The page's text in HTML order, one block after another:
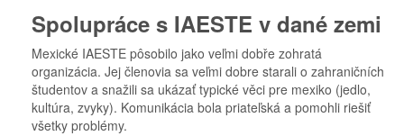
Spolupráce s IAESTE v dané zemi
Mexické IAESTE pôsobilo jako veľmi dobře zohratá
organizácia. Jej členovia sa veľmi dobre starali o zahraničních
študentov a snažili sa ukázať typické věci pre mexiko (jedlo,
kultúra, zvyky). Komunikácia bola priateľská a pomohli riešiť
všetky problémy.